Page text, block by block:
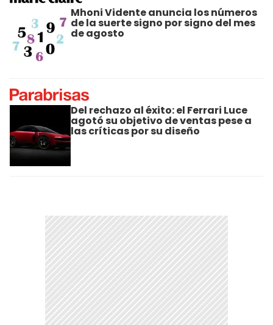
Mhoni Vidente anuncia los números
de la suerte signo por signo del mes
de agosto
Del rechazo al éxito: el Ferrari Luce
agotó su objetivo de ventas pese a
las críticas por su diseño